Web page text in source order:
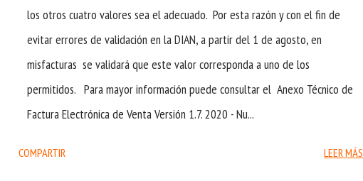
los otros cuatro valores sea el adecuado. Por esta razón y con el fin de
evitar errores de validación en la DIAN, a partir del 1 de agosto, en
misfacturas se validará que este valor corresponda a uno de los
permitidos. Para mayor información puede consultar el Anexo Técnico de
Factura Electrónica de Venta Versión 1.7. 2020 - Nu...
COMPARTIR LEER MÁS